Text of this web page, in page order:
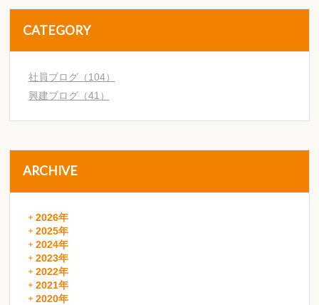
CATEGORY
社員ブログ（104）
興建ブログ（41）
ARCHIVE
2026年
2025年
2024年
2023年
2022年
2021年
2020年